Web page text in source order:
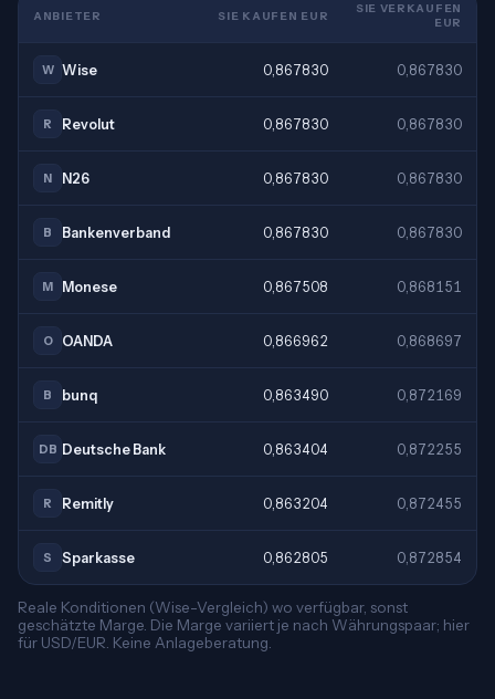
ANBIETER SIE KAUFEN EUR
SIE VERKAUFEN
EUR
W Wise 0,867830 0,867830
R Revolut 0,867830 0,867830
N N26 0,867830 0,867830
B Bankenverband 0,867830 0,867830
M Monese 0,867508 0,868151
O OANDA 0,866962 0,868697
B bunq 0,863490 0,872169
DB Deutsche Bank 0,863404 0,872255
R Remitly 0,863204 0,872455
S Sparkasse 0,862805 0,872854
Reale Konditionen (Wise-Vergleich) wo verfügbar, sonst
geschätzte Marge. Die Marge variiert je nach Währungspaar; hier
für USD/EUR. Keine Anlageberatung.